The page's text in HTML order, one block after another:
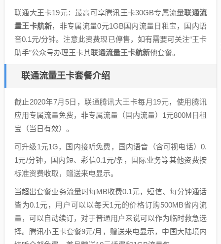
联通大王卡19元：最高可享腾讯王卡30GB专属流量联通流
量王卡航新，非专属流量0元1GB国内流量日租宝，国内语
音0.1元/分钟。注意此资费现已停售，如有需要可关注“王卡
助手”公众号办理王卡其联通流量王卡航新他套餐。
联通流量王卡套餐介绍
截止2020年7月5日，联通腾讯大王卡每月19元，使用腾讯
应用专属流量免费，非专属流量（国内流量）1元800M日租
宝（当日有效）。
可升级1元1G，国内接听免费，国内语音（含可视电话）0.
1元/分钟，国内短、彩信0.1元/条，国际业务等其他资费按
标准资费收取，赠送来电显示。
当超出套餐业务流量时每MB收费0.1元，短信、每分钟通话
皆为0.1元，用户可以以每天1元的价格订购500MB省内流
量，可以自动续订，对于普通用户来说可以作为临时救急选
择。腾讯小王卡套餐9元/月，赠送来电显示，中国大陆境内